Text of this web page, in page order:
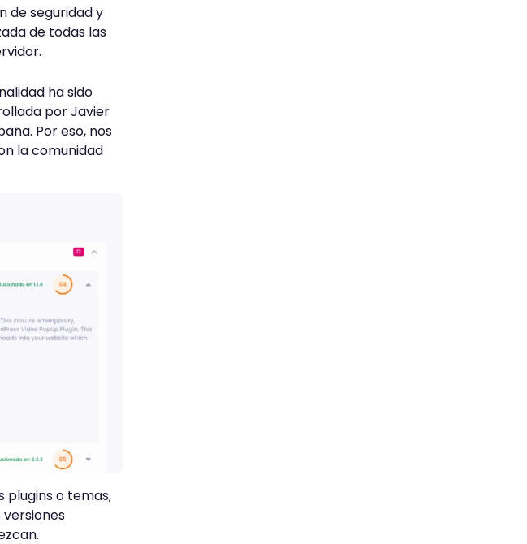
de seguridad y
de todas las
ha sido
por Javier
Por eso, nos
la comunidad
plugins o temas,
versiones